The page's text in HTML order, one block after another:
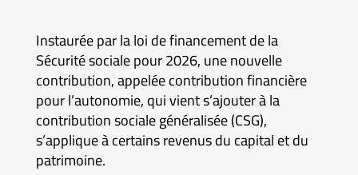
Instaurée par la loi de financement de la
Sécurité sociale pour 2026, une nouvelle
contribution, appelée contribution financière
pour l’autonomie, qui vient s’ajouter à la
contribution sociale généralisée (CSG),
s’applique à certains revenus du capital et du
patrimoine.